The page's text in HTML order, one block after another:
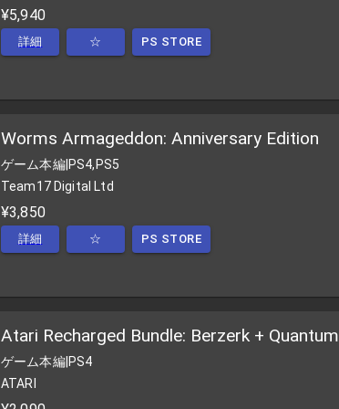
¥5,940
詳細 ☆ PS STORE
Worms Armageddon: Anniversary Edition
ゲーム本編|PS4,PS5
Team17 Digital Ltd
¥3,850
詳細 ☆ PS STORE
Atari Recharged Bundle: Berzerk + Quantum
ゲーム本編|PS4
ATARI